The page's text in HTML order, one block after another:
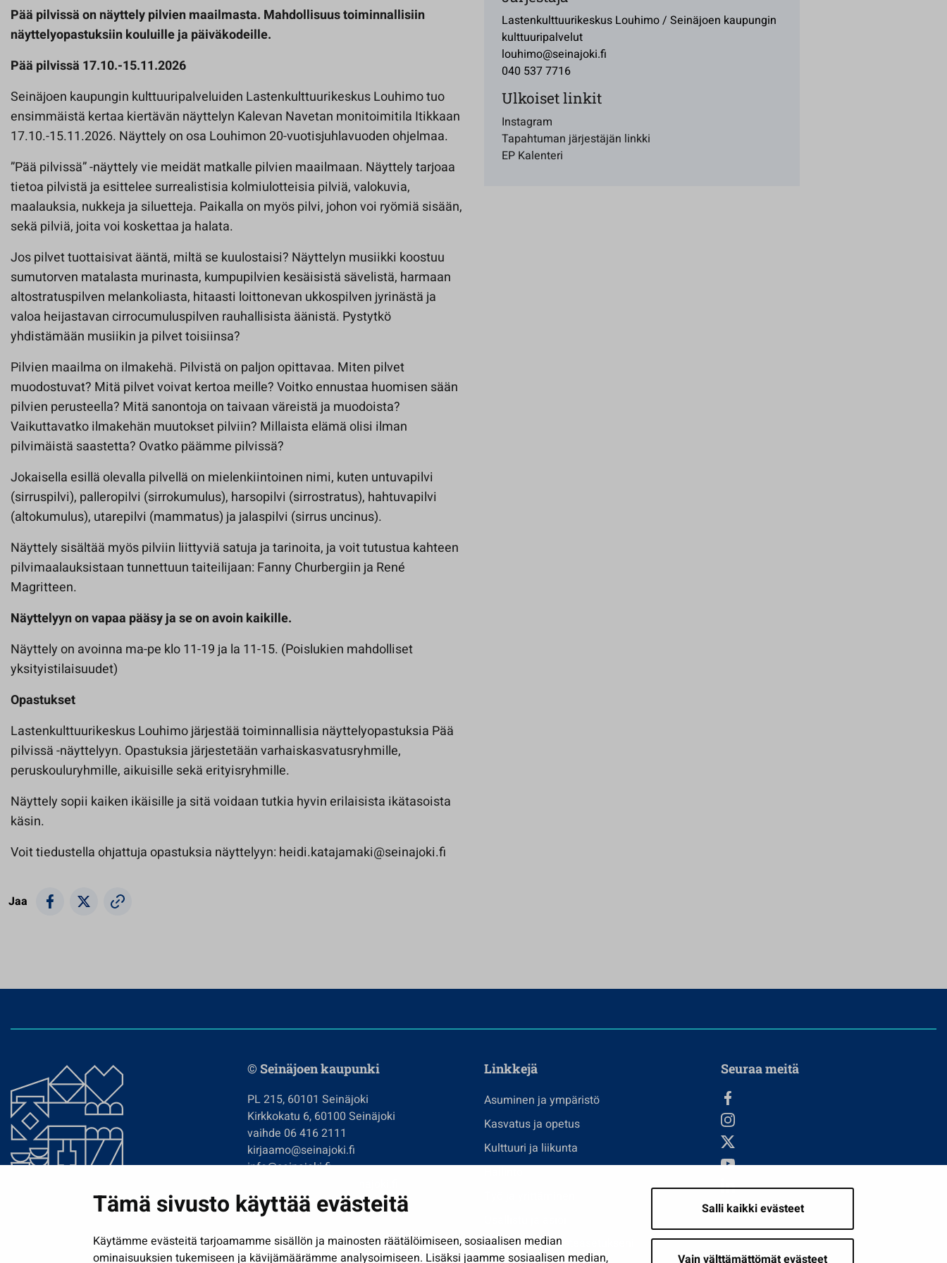
Tämä sivusto käyttää evästeitä
Käytämme evästeitä tarjoamamme sisällön ja mainosten räätälöimiseen, sosiaalisen median
ominaisuuksien tukemiseen ja kävijämäärämme analysoimiseen. Lisäksi jaamme sosiaalisen median,
Salli kaikki evästeet
Vain välttämättömät evästeet
Pää pilvissä on näyttely pilvien maailmasta. Mahdollisuus toiminnallisiin
näyttelyopastuksiin kouluille ja päiväkodeille.
Pää pilvissä 17.10.-15.11.2026
Seinäjoen kaupungin kulttuuripalveluiden Lastenkulttuurikeskus Louhimo tuo
ensimmäistä kertaa kiertävän näyttelyn Kalevan Navetan monitoimitila Itikkaan
17.10.-15.11.2026. Näyttely on osa Louhimon 20-vuotisjuhlavuoden ohjelmaa.
”Pää pilvissä” -näyttely vie meidät matkalle pilvien maailmaan. Näyttely tarjoaa
tietoa pilvistä ja esittelee surrealistisia kolmiulotteisia pilviä, valokuvia,
maalauksia, nukkeja ja siluetteja. Paikalla on myös pilvi, johon voi ryömiä sisään,
sekä pilviä, joita voi koskettaa ja halata.
Jos pilvet tuottaisivat ääntä, miltä se kuulostaisi? Näyttelyn musiikki koostuu
sumutorven matalasta murinasta, kumpupilvien kesäisistä sävelistä, harmaan
altostratuspilven melankoliasta, hitaasti loittonevan ukkospilven jyrinästä ja
valoa heijastavan cirrocumuluspilven rauhallisista äänistä. Pystytkö
yhdistämään musiikin ja pilvet toisiinsa?
Pilvien maailma on ilmakehä. Pilvistä on paljon opittavaa. Miten pilvet
muodostuvat? Mitä pilvet voivat kertoa meille? Voitko ennustaa huomisen sään
pilvien perusteella? Mitä sanontoja on taivaan väreistä ja muodoista?
Vaikuttavatko ilmakehän muutokset pilviin? Millaista elämä olisi ilman
pilvimäistä saastetta? Ovatko päämme pilvissä?
Jokaisella esillä olevalla pilvellä on mielenkiintoinen nimi, kuten untuvapilvi
(sirruspilvi), palleropilvi (sirrokumulus), harsopilvi (sirrostratus), hahtuvapilvi
(altokumulus), utarepilvi (mammatus) ja jalaspilvi (sirrus uncinus).
Näyttely sisältää myös pilviin liittyviä satuja ja tarinoita, ja voit tutustua kahteen
pilvimaalauksistaan tunnettuun taiteilijaan: Fanny Churbergiin ja René
Magritteen.
Näyttelyyn on vapaa pääsy ja se on avoin kaikille.
Näyttely on avoinna ma-pe klo 11-19 ja la 11-15. (Poislukien mahdolliset
yksityistilaisuudet)
Opastukset
Lastenkulttuurikeskus Louhimo järjestää toiminnallisia näyttelyopastuksia Pää
pilvissä -näyttelyyn. Opastuksia järjestetään varhaiskasvatusryhmille,
peruskouluryhmille, aikuisille sekä erityisryhmille.
Näyttely sopii kaiken ikäisille ja sitä voidaan tutkia hyvin erilaisista ikätasoista
käsin.
Voit tiedustella ohjattuja opastuksia näyttelyyn: heidi.katajamaki@seinajoki.fi
Lastenkulttuurikeskus Louhimo / Seinäjoen kaupungin
kulttuuripalvelut
louhimo@seinajoki.fi
040 537 7716
Ulkoiset linkit
Instagram
Tapahtuman järjestäjän linkki
EP Kalenteri
Jaa
© Seinäjoen kaupunki
PL 215, 60101 Seinäjoki
Kirkkokatu 6, 60100 Seinäjoki
vaihde 06 416 2111
kirjaamo@seinajoki.fi
info@seinajoki.fi
Tilaa uutiskirje
Linkkejä
Asuminen ja ympäristö
Kasvatus ja opetus
Kulttuuri ja liikunta
Näytä omat evästeasetukseni
Seuraa meitä